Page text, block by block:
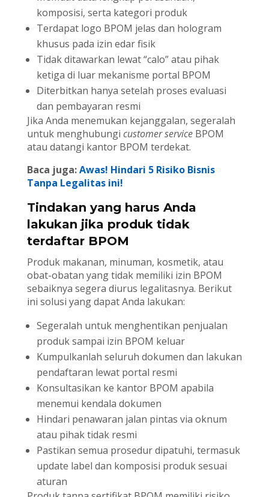
komposisi, serta kategori produk
Terdapat logo BPOM jelas dan hologram
khusus pada izin edar fisik
Tidak ditawarkan lewat “calo” atau pihak
ketiga di luar mekanisme portal BPOM
Diterbitkan hanya setelah proses evaluasi
dan pembayaran resmi
Jika Anda menemukan kejanggalan, segeralah
untuk menghubungi customer service BPOM
atau datangi kantor BPOM terdekat.
Baca juga:Awas! Hindari 5 Risiko Bisnis
Tanpa Legalitas ini!
Tindakan yang harus Anda
lakukan jika produk tidak
terdaftar BPOM
Produk makanan, minuman, kosmetik, atau
obat-obatan yang tidak memiliki izin BPOM
sebaiknya segera diurus legalitasnya. Berikut
ini solusi yang dapat Anda lakukan:
Segeralah untuk menghentikan penjualan
produk sampai izin BPOM keluar
Kumpulkanlah seluruh dokumen dan lakukan
pendaftaran lewat portal resmi
Konsultasikan ke kantor BPOM apabila
menemui kendala dokumen
Hindari penawaran jalan pintas via oknum
atau pihak tidak resmi
Pastikan semua prosedur dipatuhi, termasuk
update label dan komposisi produk sesuai
aturan